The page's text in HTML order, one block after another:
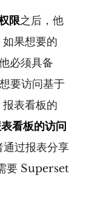
限之后，他
果想要的
必须具备
要访问基于
表看板的
看板的访问
通过报表分享
要 Superset